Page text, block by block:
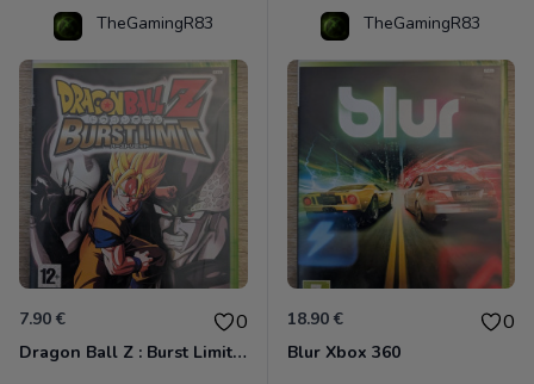
TheGamingR83
7.90 € 0
Dragon Ball Z : Burst Limit Xbox 360
TheGamingR83
18.90 € 0
Blur Xbox 360